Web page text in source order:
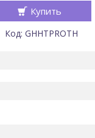
Купить
GHHTPROTH